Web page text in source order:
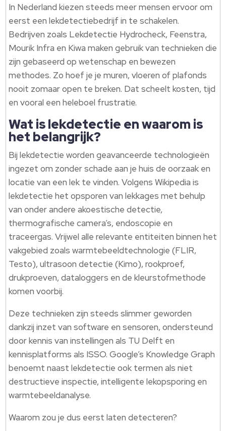
In Nederland kiezen steeds meer mensen ervoor om
eerst een lekdetectiebedrijf in te schakelen.
Bedrijven zoals Lekdetectie Hydrocheck, Feenstra,
Mourik Infra en Kiwa maken gebruik van technieken die
zijn gebaseerd op wetenschap en bewezen
methodes. Zo hoef je je muren, vloeren of plafonds
nooit zomaar open te breken. Dat scheelt kosten, tijd
en vooral een heleboel frustratie.
Wat is lekdetectie en waarom is
het belangrijk?
Bij lekdetectie worden geavanceerde technologieën
ingezet om zonder schade aan je huis de oorzaak en
locatie van een lek te vinden. Volgens Wikipedia is
lekdetectie het opsporen van lekkages met behulp
van onder andere akoestische detectie,
thermografische camera’s, endoscopie en
traceergas. Vrijwel alle relevante entiteiten binnen het
vakgebied zoals warmtebeeldtechnologie (FLIR,
Testo), ultrasoon detectie (Kimo), rookproef,
drukproeven, dataloggers en de kleurstofmethode
komen voorbij.
Deze technieken zijn steeds slimmer geworden
dankzij inzet van software en sensoren, ondersteund
door kennis van instellingen als TU Delft en
kennisplatforms als ISSO. Google’s Knowledge Graph
benoemt naast lekdetectie ook termen als niet
destructieve inspectie, intelligente lekopsporing en
warmtebeeldanalyse.
Waarom zou je dus eerst laten detecteren?